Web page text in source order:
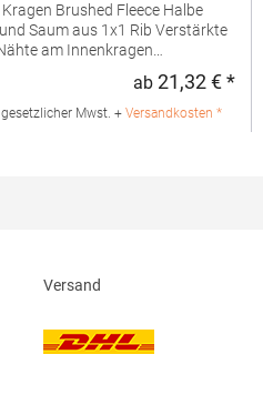
Fleece Halbe
aus 1x1 Rib Verstärkte
am Innenkragen
40 °C waschbarBügeln
280
ab 21,32 € *
Mwst. + Versandkosten *
Versand